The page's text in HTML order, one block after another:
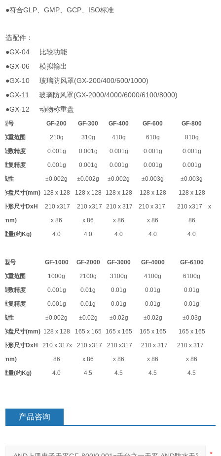
●符合GLP、GMP、GCP、 ISO标准
选配件：
●GX-04 比较功能
●GX-06模拟输出
●GX-10玻璃防风罩(GX-200/400/600/1000)
●GX-11玻璃防风罩(GX-2000/4000/6000/6100/8000)
●GX-12动物称重盘
型号 GF-200 GF-300 GF-400 GF-600
GF-800
称重范围
210g 310g 410g 610g
810g
读数精度
0.001g 0.001g 0.001g 0.001g
0.001g
重复精度
0.001g 0.001g 0.001g 0.001g
0.001g
线性
±0.002g ±0.002g ±0.002g ±0.003g ±0.003g
称盘尺寸(mm) 128 x 128 128 x 128 128 x 128 128 x 128
128 x 128
外形尺寸DxH
(mm)
210 x317
x 86
210 x317
x 86
210 x 317
x 86
210 x 317
x 86
210 x317 x
86
重量(约Kg) 4.0 4.0 4.0 4.0 4.0
型号 GF-1000 GF-2000 GF-3000 GF-4000
GF-6100
称重范围
1000g 2100g 3100g 4100g
6100g
读数精度
0.001g 0.01g 0.01g 0.01g
0.01g
重复精度
0.001g 0.01g 0.01g 0.01g
0.01g
线性
±0.002g ±0.02g ±0.02g ±0.02g ±0.03g
称盘尺寸(mm) 128 x 128 165 x 165 165 x 165 165 x 165
165 x 165
外形尺寸DxH
(mm)
210 x 317x
86
210 x317
x 86
210 x317
x 86
210 x 317
x 86
210 x 317
x 86
重量(约Kg) 4.0 4.5 4.5 4.5 4.5
产品咨询